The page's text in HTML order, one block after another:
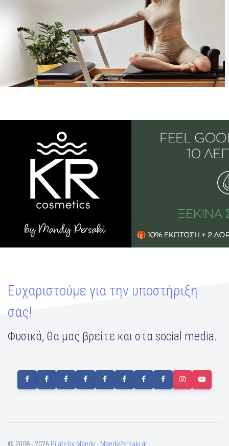
Ευχαριστούμε για την υποστήριξη
σας!
Φυσικά, θα μας βρείτε και στα social media.
© 2008 - 2026 Pilate by Mandy - MandyPersaki.gr